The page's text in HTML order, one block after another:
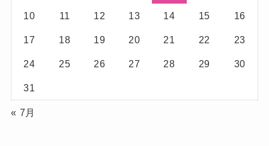
10 11 12 13 14 15 16
17 18 19 20 21 22 23
24 25 26 27 28 29 30
31
« 7月